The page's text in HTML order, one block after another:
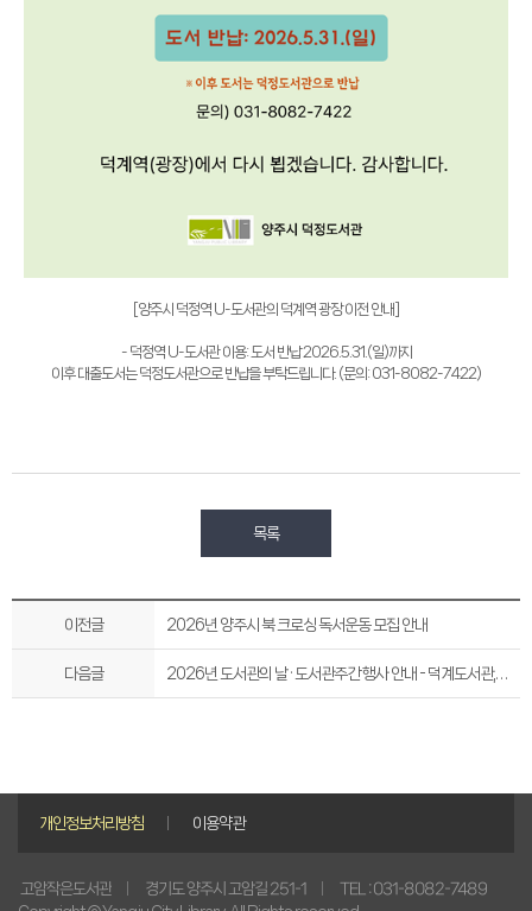
[양주시 덕정역 U-도서관의 덕계역 광장 이전 안내]
- 덕정역 U-도서관 이용: 도서 반납 2026.5.31.(일)까지
이후 대출도서는 덕정도서관으로 반납을 부탁드립니다. (문의: 031-8082-7422)
목록
이전글 2026년 양주시 북 크로싱 독서운동 모집 안내
다음글 2026년 도서관의 날 · 도서관주간 행사 안내 - 덕계도서관, 고암작은도서관
개인정보처리방침 이용약관
고암작은도서관 경기도 양주시 고암길 251-1 TEL : 031-8082-7489